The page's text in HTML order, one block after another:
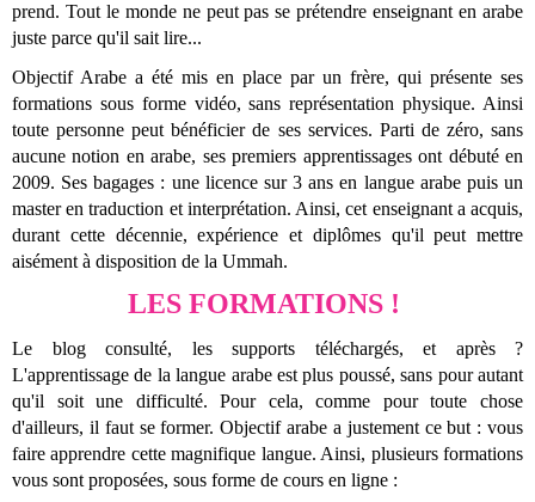
prend. Tout le monde ne peut pas se prétendre enseignant en arabe
juste parce qu'il sait lire...
Objectif Arabe a été mis en place par un frère, qui présente ses
formations sous forme vidéo, sans représentation physique. Ainsi
toute personne peut bénéficier de ses services. Parti de zéro, sans
aucune notion en arabe, ses premiers apprentissages ont débuté en
2009. Ses bagages : une licence sur 3 ans en langue arabe puis un
master en traduction et interprétation. Ainsi, cet enseignant a acquis,
durant cette décennie, expérience et diplômes qu'il peut mettre
aisément à disposition de la Ummah.
LES FORMATIONS !
Le blog consulté, les supports téléchargés, et après ?
L'apprentissage de la langue arabe est plus poussé, sans pour autant
qu'il soit une difficulté. Pour cela, comme pour toute chose
d'ailleurs, il faut se former. Objectif arabe a justement ce but : vous
faire apprendre cette magnifique langue. Ainsi, plusieurs formations
vous sont proposées, sous forme de cours en ligne :